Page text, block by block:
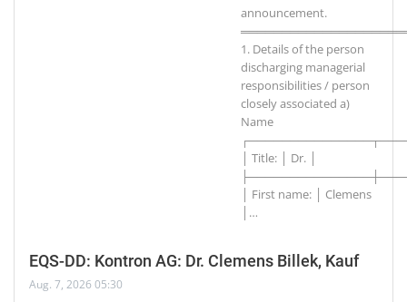
announcement.
1. Details of the person
discharging managerial
responsibilities / person
closely associated a)
Name
│ Title: │ Dr. │
│ First name: │ Clemens
…
EQS-DD: Kontron AG: Dr. Clemens Billek, Kauf
Aug. 7, 2026 05:30